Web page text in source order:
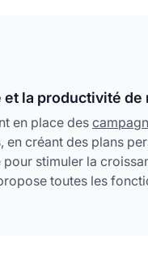
la productivité de
en place des
créant des plans
stimuler la
toutes les